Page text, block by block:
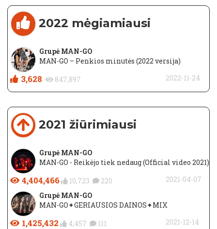
2022 mėgiamiausi
Grupė MAN-GO
MAN-GO – Penkios minutės (2022 versija)
3,628 847,897 2022-11-24
2021 žiūrimiausi
Grupė MAN-GO
MAN-GO - Reikėjo tiek nedaug (Official video 2021)
4,404,466 10,723 220
2021-04-07
Grupė MAN-GO
MAN-GO✦GERIAUSIOS DAINOS✦MIX
1,425,432 4,457 111
2021-12-14